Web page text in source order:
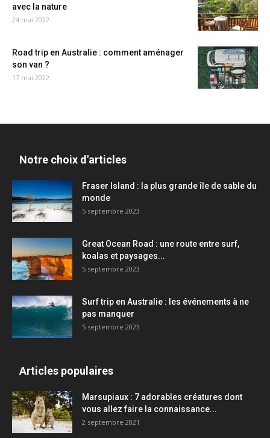
avec la nature
24 mai 2022
Road trip en Australie : comment aménager
son van ?
17 mai 2022
Notre choix d'articles
Fraser Island : la plus grande île de sable du
monde
5 septembre 2023
Great Ocean Road : une route entre surf,
koalas et paysages...
5 septembre 2023
Surf trip en Australie : les événements à ne
pas manquer
5 septembre 2023
Articles populaires
Marsupiaux : 7 adorables créatures dont
vous allez faire la connaissance...
2 septembre 2021